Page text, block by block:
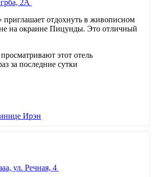
2А
приглашает отдохнуть в живописном
на окраине Пицунды. Это отличный
этот отель
за последние сутки
Ирэн
ул. Речная, 4